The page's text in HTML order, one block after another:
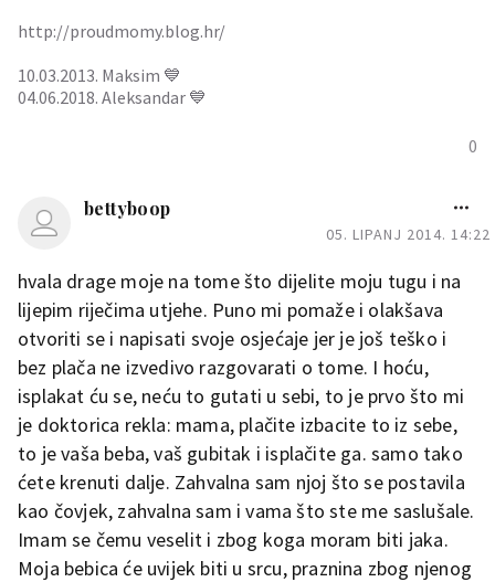
0
http://proudmomy.blog.hr/
10.03.2013. Maksim 💙
04.06.2018. Aleksandar 💙
bettyboop
05. LIPANJ 2014. 14:22
hvala drage moje na tome što dijelite moju tugu i na
lijepim riječima utjehe. Puno mi pomaže i olakšava
otvoriti se i napisati svoje osjećaje jer je još teško i
bez plača ne izvedivo razgovarati o tome. I hoću,
isplakat ću se, neću to gutati u sebi, to je prvo što mi
je doktorica rekla: mama, plačite izbacite to iz sebe,
to je vaša beba, vaš gubitak i isplačite ga. samo tako
ćete krenuti dalje. Zahvalna sam njoj što se postavila
kao čovjek, zahvalna sam i vama što ste me saslušale.
Imam se čemu veselit i zbog koga moram biti jaka.
Moja bebica će uvijek biti u srcu, praznina zbog njenog